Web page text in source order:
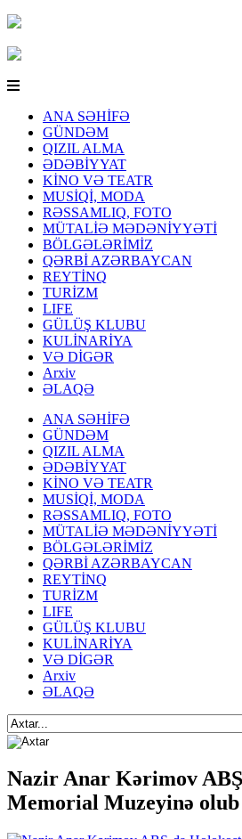
ANA SƏHİFƏ
GÜNDƏM
QIZIL ALMA
ƏDƏBİYYAT
KİNO VƏ TEATR
MUSİQİ, MODA
RƏSSAMLIQ, FOTO
MÜTALİƏ MƏDƏNİYYƏTİ
BÖLGƏLƏRİMİZ
QƏRBİ AZƏRBAYCAN
REYTİNQ
TURİZM
LIFE
GÜLÜŞ KLUBU
KULİNARİYA
VƏ DİGƏR
Arxiv
ƏLAQƏ
ANA SƏHİFƏ
GÜNDƏM
QIZIL ALMA
ƏDƏBİYYAT
KİNO VƏ TEATR
MUSİQİ, MODA
RƏSSAMLIQ, FOTO
MÜTALİƏ MƏDƏNİYYƏTİ
BÖLGƏLƏRİMİZ
QƏRBİ AZƏRBAYCAN
REYTİNQ
TURİZM
LIFE
GÜLÜŞ KLUBU
KULİNARİYA
VƏ DİGƏR
Arxiv
ƏLAQƏ
Nazir Anar Kərimov
Memorial Muzeyinə olub